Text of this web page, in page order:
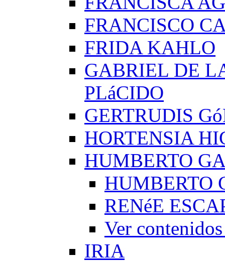
FRANCISCO
FRIDA KAHLO
GABRIEL DE
PLáCIDO
GERTRUDIS
HORTENSIA
HUMBERTO
HUMBERTO
RENéE
Ver
IRIA